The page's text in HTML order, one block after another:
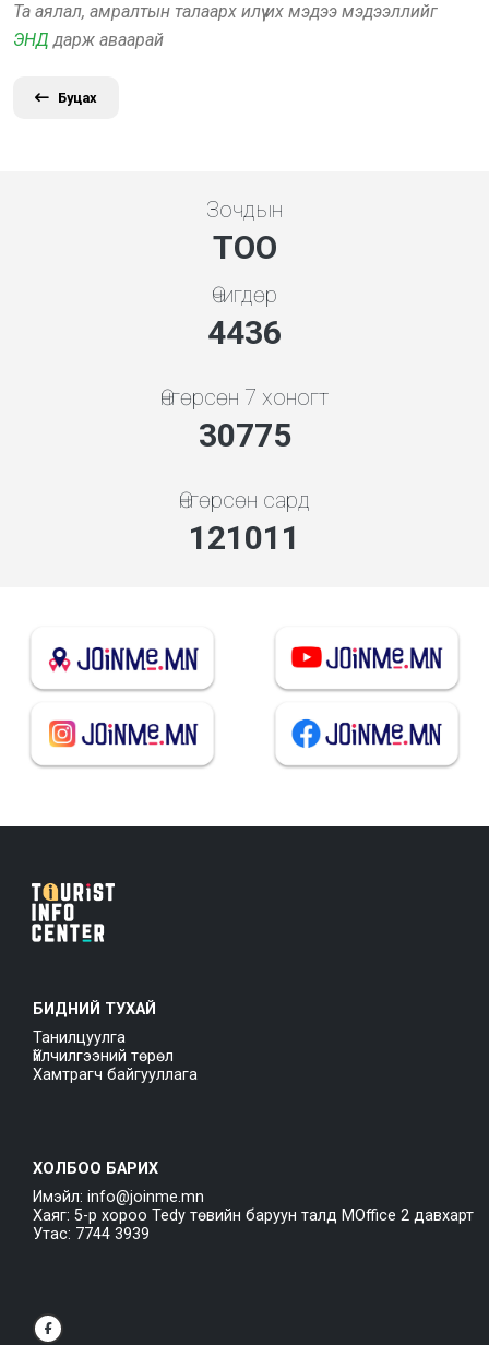
Та аялал, амралтын талаарх илүү их мэдээ мэдээллийг
ЭНД дарж аваарай
Буцах
Зочдын
ТОО
Өчигдөр
5119
Өнгөрсөн 7 хоногт
35510
Өнгөрсөн сард
139628
БИДНИЙ ТУХАЙ
Танилцуулга
Үйлчилгээний төрөл
Хамтрагч байгууллага
ХОЛБОО БАРИХ
Имэйл: info@joinme.mn
Хаяг: 5-р хороо Tedy төвийн баруун талд MOffice 2 давхарт
Утас: 7744 3939